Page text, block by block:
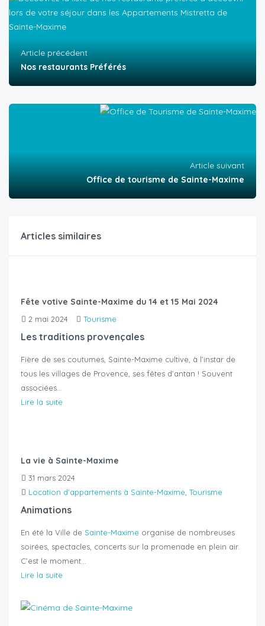
Article précédent
Nos restaurants Préférés
Article suivant
Office de tourisme de Sainte-Maxime
Articles similaires
Fête votive Sainte-Maxime du 14 et 15 Mai 2024
2 mai 2024 Tourisme
Les traditions provençales
Fière de ses coutumes, Sainte-Maxime cultive, à l’instar de
tous les villages de Provence, ses fêtes d’antan ! Souvent
associées…
Lire la suite
La vie à Sainte-Maxime
31 mars 2024
Location d'appartements à Sainte-Maxime Tourisme
Animations
En été la Ville de Sainte-Maxime organise de nombreuses
soirées, spectacles, concerts sur la promenade en plein air.
C’est le moment…
Lire la suite